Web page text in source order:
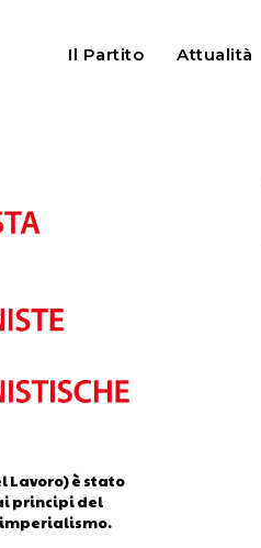
Il Partito Attualità
Lavoro) è stato
principi del